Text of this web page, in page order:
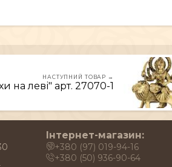
НАСТУПНИЙ ТОВАР →
на леві" арт. 27070-1
Інтернет-магазин:
+380 (97) 019-94-16
+380 (50) 936-90-64